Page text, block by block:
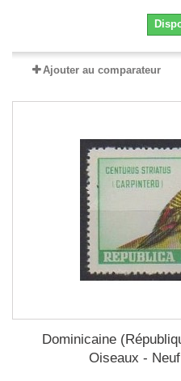
Ajouter au comparateur
Dominicaine
Oiseaux -